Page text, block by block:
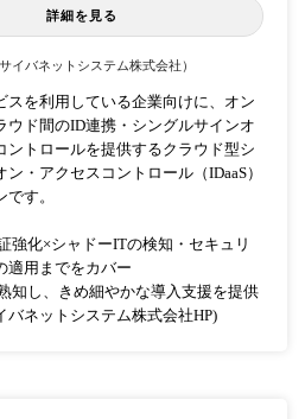
詳細を見る
サイバネットシステム株式会社）
スを利用している企業向けに、オン
ウド間のID連携・シングルサインオ
ントロールを提供するクラウド型シ
・アクセスコントロール（IDaaS）
す。
強化×シャドーITの検知・セキュリ
適用までをカバー
知し、きめ細やかな導入支援を提供
バネットシステム株式会社HP)